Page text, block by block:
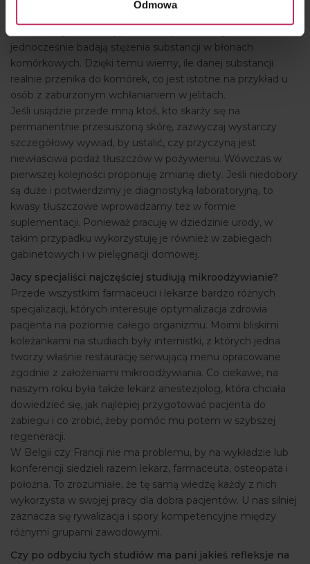
Odmowa
jednocześnie badają stężenia substancji w błonach
komórkowych. Dzięki temu wiemy, ile danej substancji
realnie przenika do komórek, co jest istotne na przykład u
osób z zaburzonym wchłanianiem w jelitach.
Jeśli usiądzie przede mną ktoś, kto skarży się na
permanentnie przesuszoną skórę, zazwyczaj wystarczy
szczegółowy wywiad, by ustalić, czy przyczyną jest
niewłaściwa podaż tłuszczów w pożywieniu. Wówczas w
pierwszej kolejności proponuję zmianę diety. Jeśli niedobory
są duże i potwierdzimy je diagnostyką laboratoryjną, to
kwasy tłuszczowe wprowadzamy też w formie
suplementacji. Ponieważ pracuję w dziedzinie urody, w
takim przypadku wykorzystuję je również w zabiegach
gabinetowych i w pielęgnacji domowej.
Jacy specjaliści najczęściej studiują mikroodżywianie?
Przede wszystkim farmaceuci i lekarze bardzo różnych
specjalizacji, których interesuje optymalizacja zdrowia
pacjenta na poziomie całego organizmu. Moimi bliskimi
koleżankami na studiach były internistki, z których jedna
tworzy właśnie restaurację serwującą menu opracowane
zgodnie z założeniami mikroodżywiania. Co ciekawe, na
naszym roku była także lekarz anestezjolog, która chciała
dowiedzieć się, jak najlepiej przygotować pacjenta do
zabiegu i co zrobić, żeby pomóc mu potem w szybszej
regeneracji.
W Belgii czy Francji nie ma problemu, by na wykładzie lub
konferencji siedzieli razem lekarz, farmaceuta, osteopata i
położna. To zrozumiałe, że tę samą wiedzę każdy z nich
wykorzysta w swojej pracy dla dobra pacjentów. U nas silniej
zaznacza się rywalizacja i spory kompetencyjne między
różnymi grupami zawodowymi.
Czy po odbyciu tych studiów ma pani jakieś refleksje na